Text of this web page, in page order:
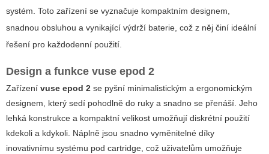
systém. Toto zařízení se vyznačuje kompaktním designem,
snadnou obsluhou a vynikající výdrží baterie, což z něj činí ideální
řešení pro každodenní použití.
Design a funkce vuse epod 2
Zařízení vuse epod 2 se pyšní minimalistickým a ergonomickým
designem, který sedí pohodlně do ruky a snadno se přenáší. Jeho
lehká konstrukce a kompaktní velikost umožňují diskrétní použití
kdekoli a kdykoli. Náplně jsou snadno vyměnitelné díky
inovativnímu systému pod cartridge, což uživatelům umožňuje